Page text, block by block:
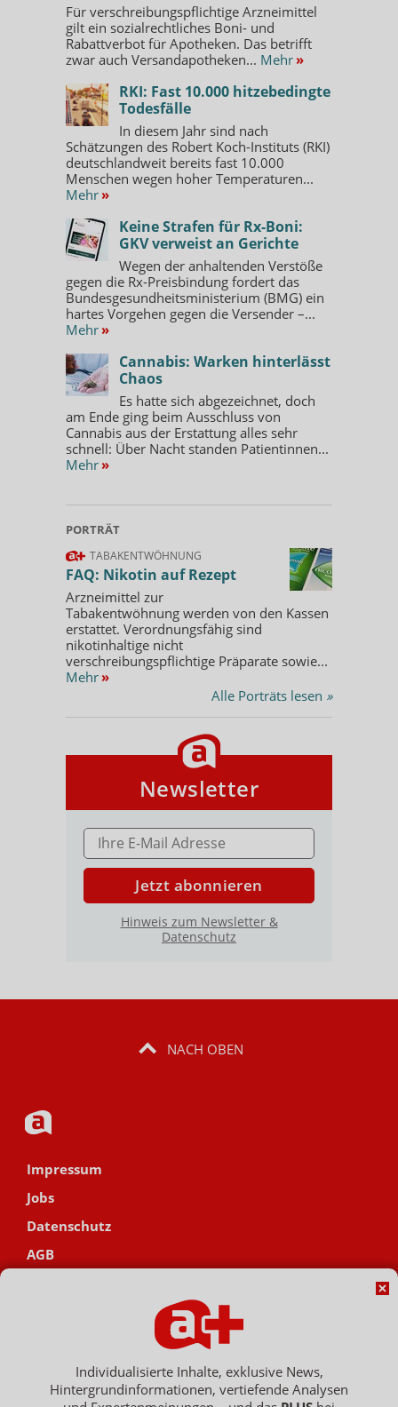
Für verschreibungspflichtige Arzneimittel
gilt ein sozialrechtliches Boni- und
Rabattverbot für Apotheken. Das betrifft
zwar auch Versandapotheken... Mehr »
RKI: Fast 10.000 hitzebedingte
Todesfälle
In diesem Jahr sind nach
Schätzungen des Robert Koch-Instituts (RKI)
deutschlandweit bereits fast 10.000
Menschen wegen hoher Temperaturen...
Mehr »
Keine Strafen für Rx-Boni:
GKV verweist an Gerichte
Wegen der anhaltenden Verstöße
gegen die Rx-Preisbindung fordert das
Bundesgesundheitsministerium (BMG) ein
hartes Vorgehen gegen die Versender –...
Mehr »
Cannabis: Warken hinterlässt
Chaos
Es hatte sich abgezeichnet, doch
am Ende ging beim Ausschluss von
Cannabis aus der Erstattung alles sehr
schnell: Über Nacht standen Patientinnen...
Mehr »
PORTRÄT
TABAKENTWÖHNUNG
FAQ: Nikotin auf Rezept
Arzneimittel zur
Tabakentwöhnung werden von den Kassen
erstattet. Verordnungsfähig sind
nikotinhaltige nicht
verschreibungspflichtige Präparate sowie...
Mehr »
Alle Porträts lesen »
Newsletter
E-MAIL ADRESSE
Jetzt abonnieren
Hinweis zum Newsletter &
Datenschutz
NACH OBEN
Impressum
Jobs
Datenschutz
AGB
Hinweisgebersystem
Vertrag widerrufen
Individualisierte Inhalte, exklusive News,
Hintergrundinformationen, vertiefende Analysen